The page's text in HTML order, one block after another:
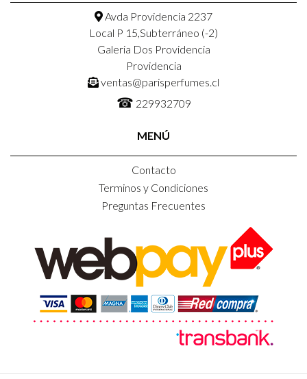
Avda Providencia 2237
Local P 15,Subterráneo (-2)
Galeria Dos Providencia
Providencia
ventas@parisperfumes.cl
☎ 229932709
MENÚ
Contacto
Terminos y Condiciones
Preguntas Frecuentes